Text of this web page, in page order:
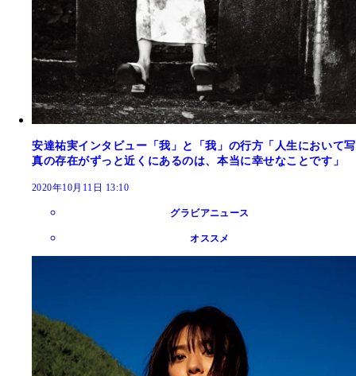
安達祐実インタビュー「我」と「我」の行方「人生において写
真の存在がずっと近くにあるのは、本当に幸せなことです」
2020年10月11日 13:10
グラビアニュース
オススメ